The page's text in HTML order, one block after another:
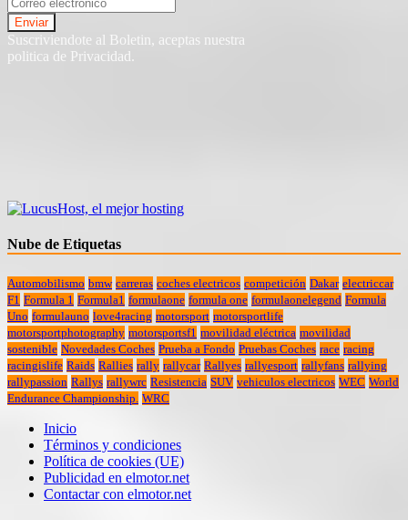
Suscriviendote al Boletin, aceptas nuestra
politica de Privacidad.
Nube de Etiquetas
Automobilismo bmw carreras coches electricos competición Dakar electriccar
F1 Formula 1 Formula1 formulaone formula one formulaonelegend Formula
Uno formulauno love4racing motorsport motorsportlife
motorsportphotography motorsportsf1 movilidad eléctrica movilidad
sostenible Novedades Coches Prueba a Fondo Pruebas Coches race racing
racingislife Raids Rallies rally rallycar Rallyes rallyesport rallyfans rallying
rallypassion Rallys rallywrc Resistencia SUV vehiculos electricos WEC World
Endurance Championship. WRC
Inicio
Términos y condiciones
Política de cookies (UE)
Publicidad en elmotor.net
Contactar con elmotor.net